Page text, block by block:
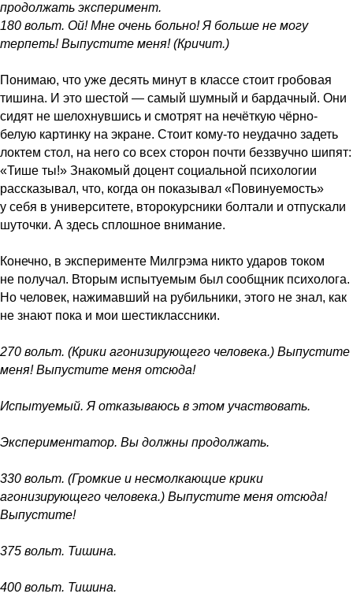
продолжать эксперимент.
180 вольт. Ой! Мне очень больно! Я больше не могу
терпеть! Выпустите меня! (Кричит.)
Понимаю, что уже десять минут в классе стоит гробовая
тишина. И это шестой — самый шумный и бардачный. Они
сидят не шелохнувшись и смотрят на нечёткую чёрно-
белую картинку на экране. Стоит кому-то неудачно задеть
локтем стол, на него со всех сторон почти беззвучно шипят:
«Тише ты!» Знакомый доцент социальной психологии
рассказывал, что, когда он показывал «Повинуемость»
у себя в университете, второкурсники болтали и отпускали
шуточки. А здесь сплошное внимание.
Конечно, в эксперименте Милгрэма никто ударов током
не получал. Вторым испытуемым был сообщник психолога.
Но человек, нажимавший на рубильники, этого не знал, как
не знают пока и мои шестиклассники.
270 вольт. (Крики агонизирующего человека.) Выпустите
меня! Выпустите меня отсюда!
Испытуемый. Я отказываюсь в этом участвовать.
Экспериментатор. Вы должны продолжать.
330 вольт. (Громкие и несмолкающие крики
агонизирующего человека.) Выпустите меня отсюда!
Выпустите!
375 вольт. Тишина.
400 вольт. Тишина.